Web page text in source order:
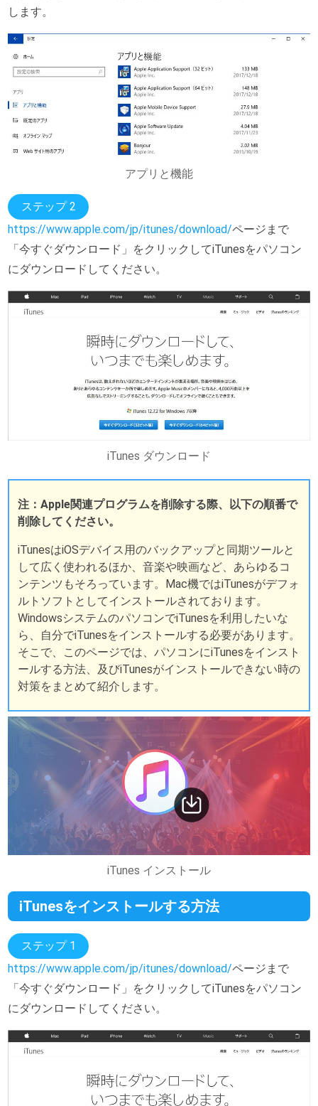
します。
アプリと機能
ステップ 2
https://www.apple.com/jp/itunes/download/ページまで
「今すぐダウンロード」をクリックしてiTunesをパソコン
にダウンロードしてください。
iTunes ダウンロード
注：Apple関連プログラムを削除する際、以下の順番で
削除してください。
iTunesはiOSデバイス用のバックアップと同期ツールと
して広く使われるほか、音楽や映画など、あらゆるコ
ンテンツもそろっています。Mac機ではiTunesがデフォ
ルトソフトとしてインストールされております。
WindowsシステムのパソコンでiTunesを利用したいな
ら、自分でiTunesをインストールする必要があります。
そこで、このページでは、パソコンにiTunesをインスト
ールする方法、及びiTunesがインストールできない時の
対策をまとめて紹介します。
iTunes インストール
iTunesをインストールする方法
ステップ 1
https://www.apple.com/jp/itunes/download/ページまで
「今すぐダウンロード」をクリックしてiTunesをパソコン
にダウンロードしてください。